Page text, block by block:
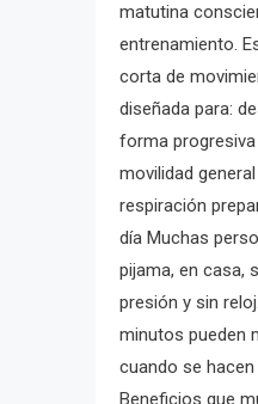
matutina
entrenamiento.
corta de
diseñada para:
forma
movilidad
respiración
día Muchas
pijama, en casa,
presión y sin
minutos pueden
cuando se
Beneficios que